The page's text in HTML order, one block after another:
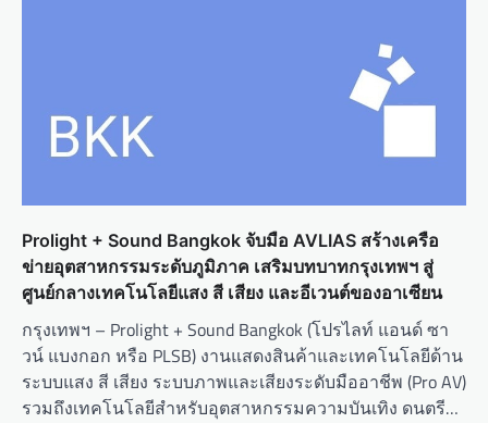
Prolight + Sound Bangkok จับมือ AVLIAS สร้างเครือ
ข่ายอุตสาหกรรมระดับภูมิภาค เสริมบทบาทกรุงเทพฯ สู่
ศูนย์กลางเทคโนโลยีแสง สี เสียง และอีเวนต์ของอาเซียน
กรุงเทพฯ – Prolight + Sound Bangkok (โปรไลท์ แอนด์ ซา
วน์ แบงกอก หรือ PLSB) งานแสดงสินค้าและเทคโนโลยีด้าน
ระบบแสง สี เสียง ระบบภาพและเสียงระดับมืออาชีพ (Pro AV)
รวมถึงเทคโนโลยีสำหรับอุตสาหกรรมความบันเทิง ดนตรี…